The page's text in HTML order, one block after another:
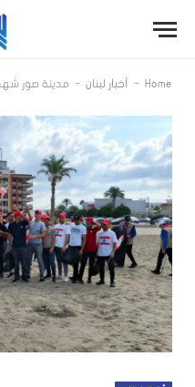
Home
- أخبار لبنان - مدينة صور شهدت